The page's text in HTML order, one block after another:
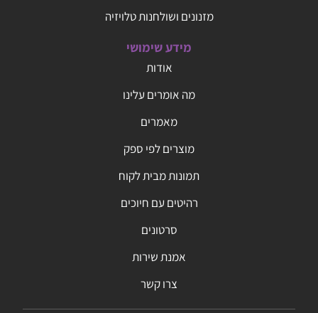
מזנונים ושולחנות טלויזיה
מידע שימושי
אודות
מה אומרים עלינו
מאמרים
מוצרים לפי ספק
תמונות מבית לקוח
רהיטים עם חיוכים
סרטונים
אמנת שירות
צרו קשר